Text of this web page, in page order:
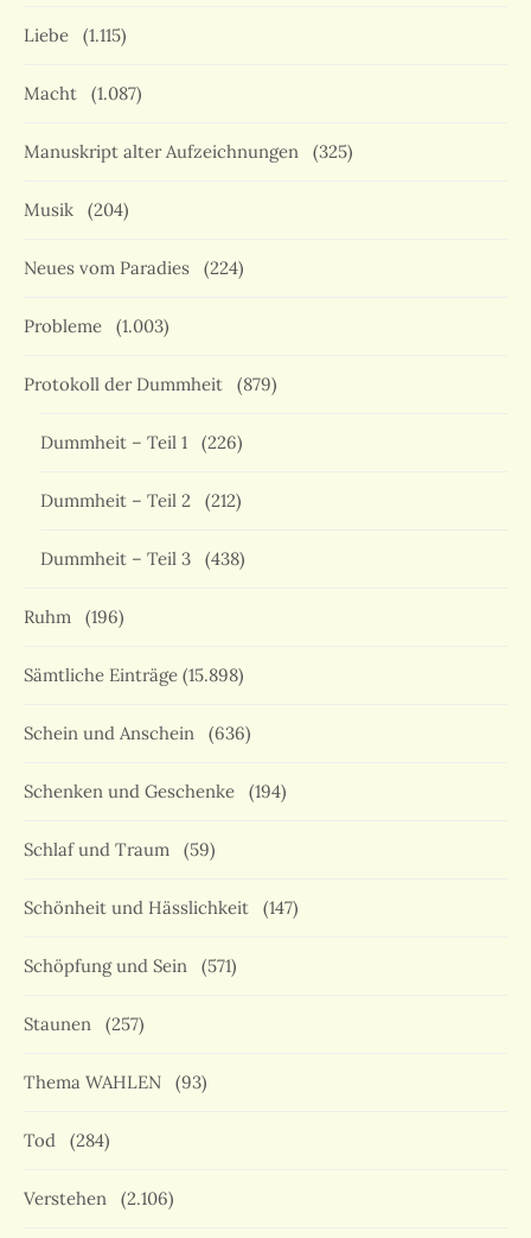
Liebe (1.115)
Macht (1.087)
Manuskript alter Aufzeichnungen (325)
Musik (204)
Neues vom Paradies (224)
Probleme (1.003)
Protokoll der Dummheit (879)
Dummheit – Teil 1 (226)
Dummheit – Teil 2 (212)
Dummheit – Teil 3 (438)
Ruhm (196)
Sämtliche Einträge (15.898)
Schein und Anschein (636)
Schenken und Geschenke (194)
Schlaf und Traum (59)
Schönheit und Hässlichkeit (147)
Schöpfung und Sein (571)
Staunen (257)
Thema WAHLEN (93)
Tod (284)
Verstehen (2.106)